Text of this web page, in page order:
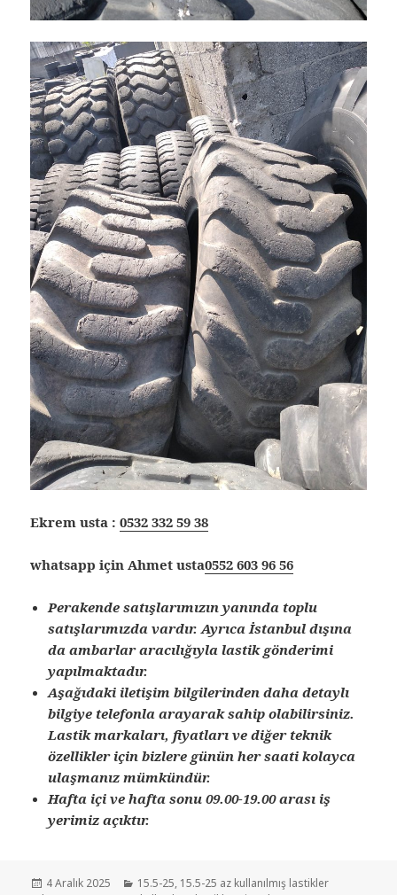
Ekrem usta :0532 332 59 38
whatsapp için Ahmet usta0552 603 96 56
Perakende satışlarımızın yanında toplu
satışlarımızda vardır. Ayrıca İstanbul dışına
da ambarlar aracılığıyla lastik gönderimi
yapılmaktadır.
Aşağıdaki iletişim bilgilerinden daha detaylı
bilgiye telefonla arayarak sahip olabilirsiniz.
Lastik markaları, fiyatları ve diğer teknik
özellikler için bizlere günün her saati kolayca
ulaşmanız mümkündür.
Hafta içi ve hafta sonu 09.00-19.00 arası iş
yerimiz açıktır.
Yayın
4 Aralık 2025 Kategoriler
15.5-25, 15.5-25 az kullanılmış lastikler